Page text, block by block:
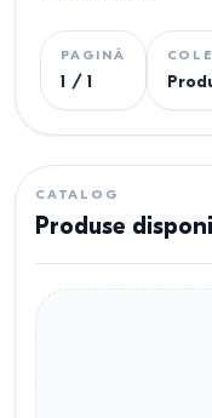
PAGINĂ
1 / 1
CATALOG
Produse